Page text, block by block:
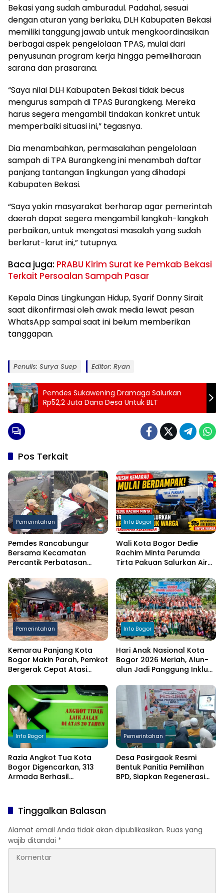
Bekasi yang sudah amburadul. Padahal, sesuai
dengan aturan yang berlaku, DLH Kabupaten Bekasi
memiliki tanggung jawab untuk mengkoordinasikan
berbagai aspek pengelolaan TPAS, mulai dari
penyusunan program kerja hingga pemeliharaan
sarana dan prasarana.
“Saya nilai DLH Kabupaten Bekasi tidak becus
mengurus sampah di TPAS Burangkeng. Mereka
harus segera mengambil tindakan konkret untuk
memperbaiki situasi ini,” tegasnya.
Dia menambahkan, permasalahan pengelolaan
sampah di TPA Burangkeng ini menambah daftar
panjang tantangan lingkungan yang dihadapi
Kabupaten Bekasi.
“Saya yakin masyarakat berharap agar pemerintah
daerah dapat segera mengambil langkah-langkah
perbaikan, untuk mengatasi masalah yang sudah
berlarut-larut ini,” tutupnya.
Baca juga: PRABU Kirim Surat ke Pemkab Bekasi
Terkait Persoalan Sampah Pasar
Kepala Dinas Lingkungan Hidup, Syarif Donny Sirait
saat dikonfirmasi oleh awak media lewat pesan
WhatsApp sampai saat ini belum memberikan
tanggapan.
Penulis: Surya Suep Editor: Ryan
Pemdes Sukawening Dramaga Salurkan
Rp52,2 Juta Dana Desa Untuk BLT
Pos Terkait
Pemerintahan
Pemdes Rancabungur
Bersama Kecamatan
Percantik Perbatasan
Putih Sambut HUT RI ke-81
Info Bogor
Wali Kota Bogor Dedie
Rachim Minta Perumda
Tirta Pakuan Salurkan Air
Terdampak Kekeringan
Pemerintahan
Kemarau Panjang Kota
Bogor Makin Parah, Pemkot
Bergerak Cepat Atasi
Info Bogor
Hari Anak Nasional Kota
Bogor 2026 Meriah, Alun-
alun Jadi Panggung Inklusi
Info Bogor
Razia Angkot Tua Kota
Bogor Digencarkan, 313
Armada Berhasil
Pemerintahan
Desa Pasirgaok Resmi
Bentuk Panitia Pemilihan
BPD, Siapkan Regenerasi
Tinggalkan Balasan
Alamat email Anda tidak akan dipublikasikan. Ruas yang
wajib ditandai *